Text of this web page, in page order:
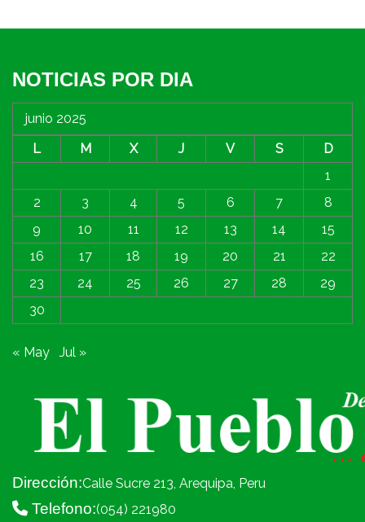
NOTICIAS POR DIA
junio 2025
L
M X J V S
D
1
2
3 4 5 6 7
8
9
10 11 12 13 14
15
16
17 18 19 20 21
22
23
24 25 26 27 28
29
30
« May Jul »
Dirección:Calle Sucre 213, Arequipa, Peru
Telefono:(054) 221980